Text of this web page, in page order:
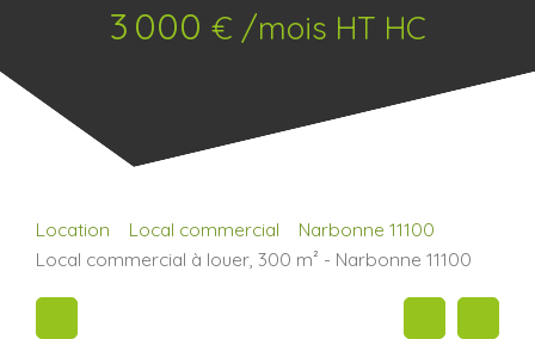
3 000 € /mois HT HC
Location Local commercial
Narbonne 11100
Local commercial à louer, 300 m² - Narbonne 11100